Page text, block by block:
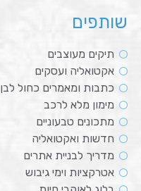
שותפים
תיקים מעוצבים
אקטואליה ועסקים
כתבות ומאמרים כחול לבן
מימון מלא לרכב
מתכונים טבעוניים
חדשות ואקטואליה
מדריך לבניית אתרים
אטרקציות וימי גיבוש